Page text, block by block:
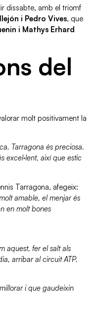
dissabte, amb el triomf
i Pedro Vives, que
i Mathys Erhard
del
molt positivament la
Tarragona és preciosa.
excel·lent, així que estic
Tarragona, afegeix:
amable, el menjar és
en molt bones
aquest, fer el salt als
arribar al circuit ATP.
i que gaudeixin